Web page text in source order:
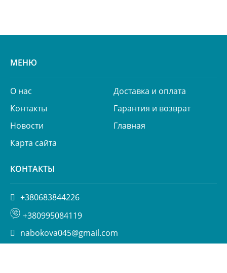
МЕНЮ
О нас
Доставка и оплата
Контакты
Гарантия и возврат
Новости
Главная
Карта сайта
КОНТАКТЫ
+380683844226
+380995084119
nabokova045@gmail.com